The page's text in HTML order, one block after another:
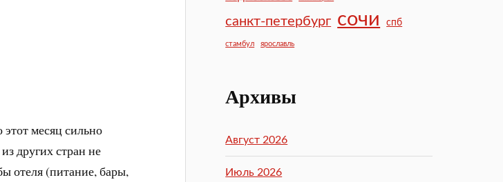
месяц сильно
других стран не
отеля (питание, бары,
санкт-петербург сочи спб
стамбул ярославль
Архивы
Август 2026
Июль 2026